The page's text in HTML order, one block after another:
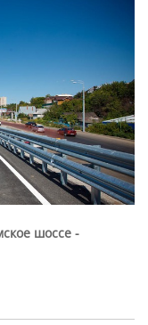
шоссе -